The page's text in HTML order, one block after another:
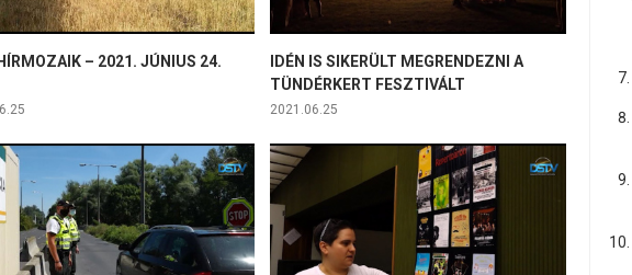
– 2021. JÚNIUS 24.
IDÉN IS SIKERÜLT MEGRENDEZNI A
TÜNDÉRKERT FESZTIVÁLT
2021.06.25